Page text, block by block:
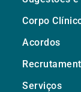
Corpo
Acordos
Serviços